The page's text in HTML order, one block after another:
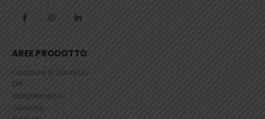
AREE PRODOTTO
Calzature di Sicurezza
DPI
Abbigliamento
Cleaning